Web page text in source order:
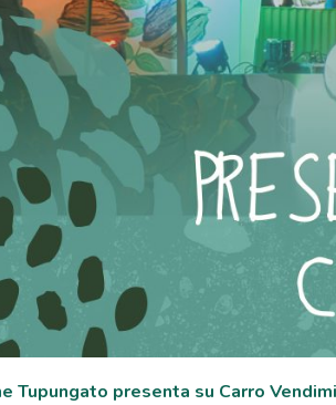
Tupungato presenta su Carro